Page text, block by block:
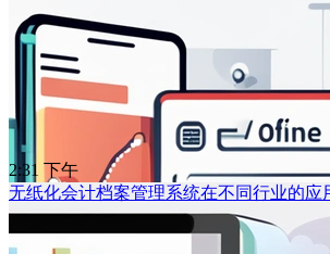
2:31 下午
无纸化会计档案管理系统在不同行业的应